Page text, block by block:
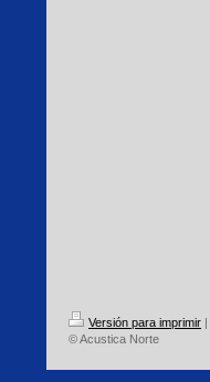
Versión para imprimir |
© Acustica Norte